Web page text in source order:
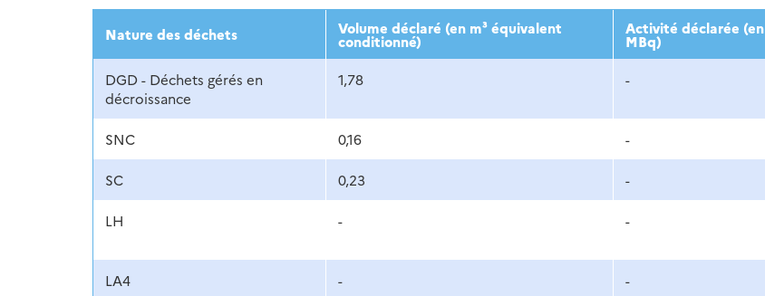
2013 2014 2015 2016 2017 2018 2019
Nature des déchets Volume déclaré (en m³ équivalent
conditionné)
Activité déclarée (en
MBq)
DGD - Déchets gérés en
décroissance
1,78 -
SNC 0,16 -
SC 0,23 -
LH - -
LA4 - -